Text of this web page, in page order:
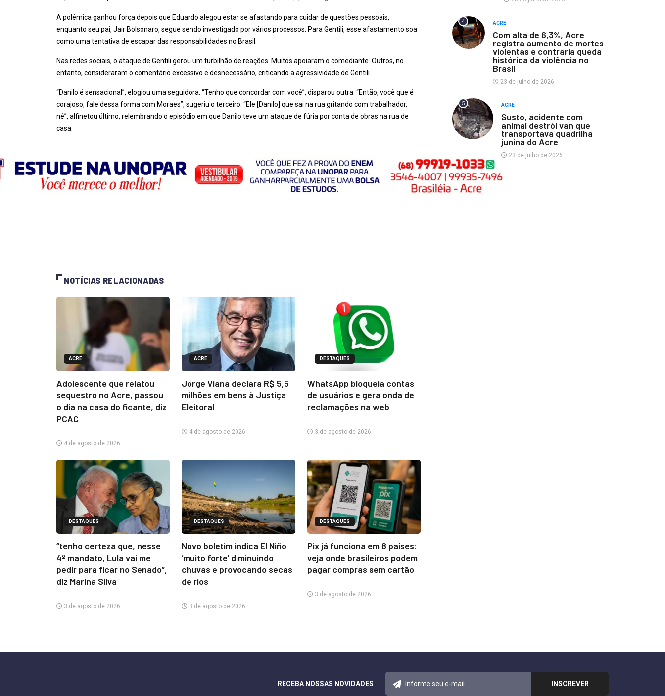
A polêmica ganhou força depois que Eduardo alegou estar se afastando para cuidar de questões pessoais,
enquanto seu pai, Jair Bolsonaro, segue sendo investigado por vários processos. Para Gentili, esse afastamento soa
como uma tentativa de escapar das responsabilidades no Brasil.
Nas redes sociais, o ataque de Gentili gerou um turbilhão de reações. Muitos apoiaram o comediante. Outros, no
entanto, consideraram o comentário excessivo e desnecessário, criticando a agressividade de Gentili.
“Danilo é sensacional”, elogiou uma seguidora. “Tenho que concordar com você”, disparou outra. “Então, você que é
corajoso, fale dessa forma com Moraes”, sugeriu o terceiro. “Ele [Danilo] que sai na rua gritando com trabalhador,
né”, alfinetou último, relembrando o episódio em que Danilo teve um ataque de fúria por conta de obras na rua de
casa.
NOTÍCIAS RELACIONADAS
ACRE
Adolescente que relatou
sequestro no Acre, passou
o dia na casa do ficante, diz
PCAC
4 de agosto de 2026
ACRE
Jorge Viana declara R$ 5,5
milhões em bens à Justiça
Eleitoral
4 de agosto de 2026
DESTAQUES
WhatsApp bloqueia contas
de usuários e gera onda de
reclamações na web
3 de agosto de 2026
DESTAQUES
“tenho certeza que, nesse
4º mandato, Lula vai me
pedir para ficar no Senado”,
diz Marina Silva
3 de agosto de 2026
DESTAQUES
Novo boletim indica El Niño
‘muito forte’ diminuindo
chuvas e provocando secas
de rios
3 de agosto de 2026
DESTAQUES
Pix já funciona em 8 países:
veja onde brasileiros podem
pagar compras sem cartão
3 de agosto de 2026
4 ACRE
Com alta de 6,3%, Acre
registra aumento de mortes
violentas e contraria queda
histórica da violência no
Brasil
23 de julho de 2026
5 ACRE
Susto, acidente com
animal destrói van que
transportava quadrilha
junina do Acre
23 de julho de 2026
RECEBA NOSSAS NOVIDADES